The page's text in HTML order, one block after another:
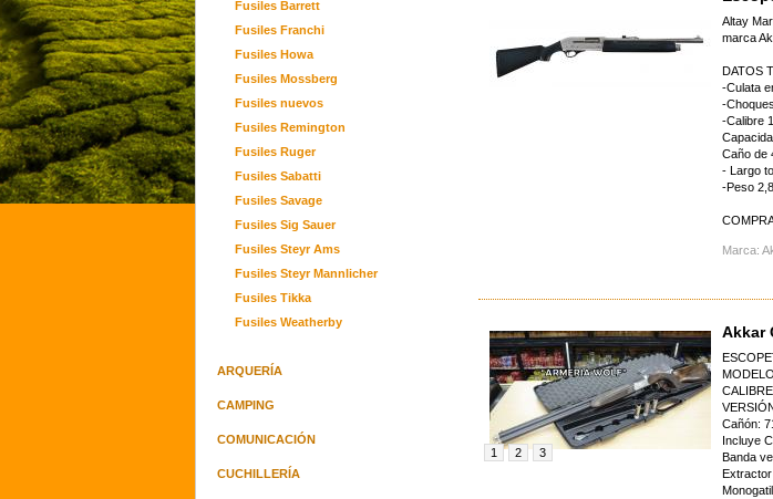
Fusiles Barrett
Fusiles Franchi
Fusiles Howa
Fusiles Mossberg
Fusiles nuevos
Fusiles Remington
Fusiles Ruger
Fusiles Sabatti
Fusiles Savage
Fusiles Sig Sauer
Fusiles Steyr Ams
Fusiles Steyr Mannlicher
Fusiles Tikka
Fusiles Weatherby
ARQUERÍA
CAMPING
COMUNICACIÓN
CUCHILLERÍA
Altay
marca
DATOS
-Culata
-
-Calibre
Caño de
- Largo
-Peso
Marca:
1 2 3
Akkar
Cañón:
Incluye
Banda